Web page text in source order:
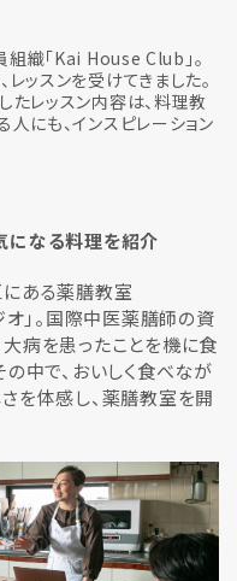
織「Kai House Club」。
ッスンを受けてきました。
たレッスン内容は、料理教
にも、インスピレーション
になる料理を紹介
ある薬膳教室
｣。国際中医薬膳師の資
病を患ったことを機に食
中で、おいしく食べなが
を体感し、薬膳教室を開